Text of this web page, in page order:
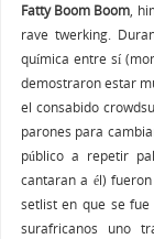
Fatty Boom Boom,
rave twerking.
química entre sí
demostraron estar
el consabido
parones para
público a repetir
cantaran a él)
setlist en que se
surafricanos uno